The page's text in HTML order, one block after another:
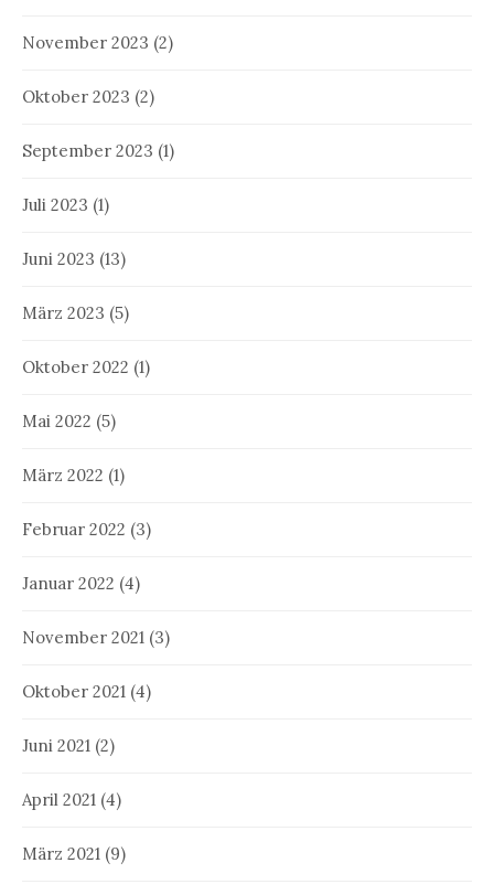
November 2023 (2)
Oktober 2023 (2)
September 2023 (1)
Juli 2023 (1)
Juni 2023 (13)
März 2023 (5)
Oktober 2022 (1)
Mai 2022 (5)
März 2022 (1)
Februar 2022 (3)
Januar 2022 (4)
November 2021 (3)
Oktober 2021 (4)
Juni 2021 (2)
April 2021 (4)
März 2021 (9)